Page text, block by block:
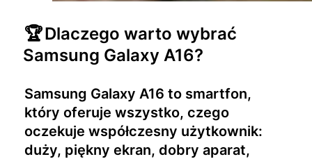
🏆Dlaczego warto wybrać
Samsung Galaxy A16?
Samsung Galaxy A16 to smartfon,
który oferuje wszystko, czego
oczekuje współczesny użytkownik:
duży, piękny ekran, dobry aparat,